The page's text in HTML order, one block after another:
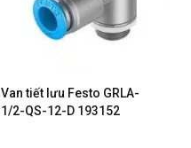
Van tiết lưu Festo GRLA-
1/2-QS-12-D 193152